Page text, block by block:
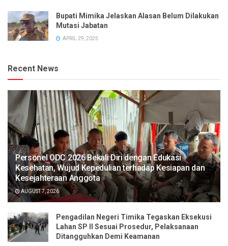
Bupati Mimika Jelaskan Alasan Belum Dilakukan
Mutasi Jabatan
APRIL 29, 2025
Recent News
Personel ODC 2026 Bekali Diri dengan Edukasi
Kesehatan, Wujud Kepedulian terhadap Kesiapan dan
Kesejahteraan Anggota
AUGUST 7, 2026
Pengadilan Negeri Timika Tegaskan Eksekusi
Lahan SP II Sesuai Prosedur, Pelaksanaan
Ditangguhkan Demi Keamanan